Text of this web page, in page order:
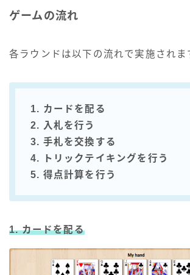
ゲームの流れ
各ラウンドは以下の流れで実施されま
1. カードを配る
2. 入札を行う
3. 手札を交換する
4. トリックテイキングを行う
5. 得点計算を行う
1. カードを配る